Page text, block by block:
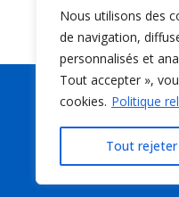
Nous utilisons des
de navigation,
personnalisés et
Tout accepter »,
cookies. Politique
Tout rejeter